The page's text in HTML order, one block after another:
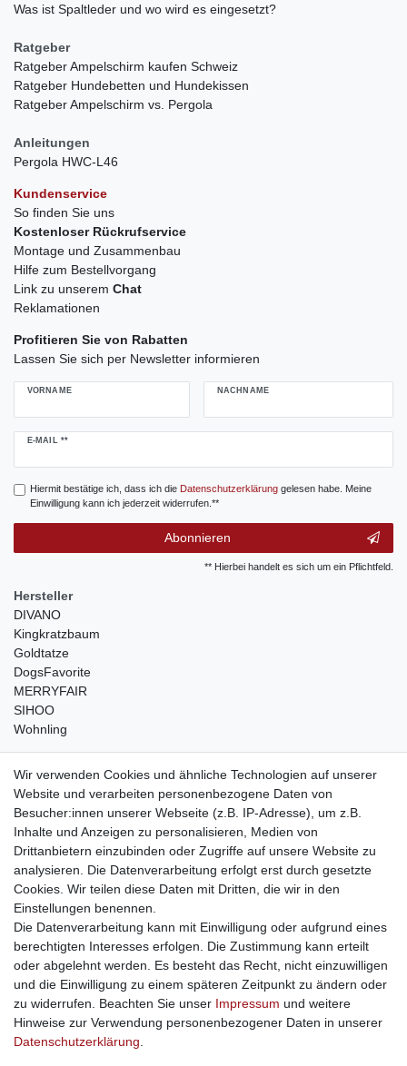
Was ist Spaltleder und wo wird es eingesetzt?
Ratgeber
Ratgeber Ampelschirm kaufen Schweiz
Ratgeber Hundebetten und Hundekissen
Ratgeber Ampelschirm vs. Pergola
Anleitungen
Pergola HWC-L46
Kundenservice
So finden Sie uns
Kostenloser Rückrufservice
Montage und Zusammenbau
Hilfe zum Bestellvorgang
Link zu unserem Chat
Reklamationen
Profitieren Sie von Rabatten
Lassen Sie sich per Newsletter informieren
VORNAME NACHNAME
E-MAIL **
Newsletter
Hiermit bestätige ich, dass ich die Daten­schutz­erklärunggelesen habe. Meine
Einwilligung kann ich jederzeit widerrufen.**
Abonnieren
** Hierbei handelt es sich um ein Pflichtfeld.
Hersteller
DIVANO
Kingkratzbaum
Goldtatze
DogsFavorite
MERRYFAIR
SIHOO
Wohnling
weitere Shops
traumlampen- Lampen und Kronleuchter
kinderwagencenter- Exklusive und günstige Kinderwagen
gastrogeraete24- alles für Gastronomie und Imbiss
soziale Medien
Facebook
sicher einkaufen
Sichere Bestellung und Zahlung via SSL Verschlüsselung
Wir verwenden Cookies und ähnliche Technologien auf unserer
Website und verarbeiten personenbezogene Daten von
Besucher:innen unserer Webseite (z.B. IP-Adresse), um z.B.
Inhalte und Anzeigen zu personalisieren, Medien von
Drittanbietern einzubinden oder Zugriffe auf unsere Website zu
analysieren. Die Datenverarbeitung erfolgt erst durch gesetzte
Cookies. Wir teilen diese Daten mit Dritten, die wir in den
Einstellungen benennen.
Die Datenverarbeitung kann mit Einwilligung oder aufgrund eines
berechtigten Interesses erfolgen. Die Zustimmung kann erteilt
oder abgelehnt werden. Es besteht das Recht, nicht einzuwilligen
und die Einwilligung zu einem späteren Zeitpunkt zu ändern oder
zu widerrufen. Beachten Sie unser Impressum und weitere
Hinweise zur Verwendung personenbezogener Daten in unserer
Daten­schutz­erklärung